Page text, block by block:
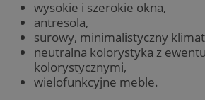
wysokie i szerokie okna,
antresola,
surowy, minimalistyczny
neutralna kolorystyka z
kolorystycznymi,
wielofunkcyjne meble.